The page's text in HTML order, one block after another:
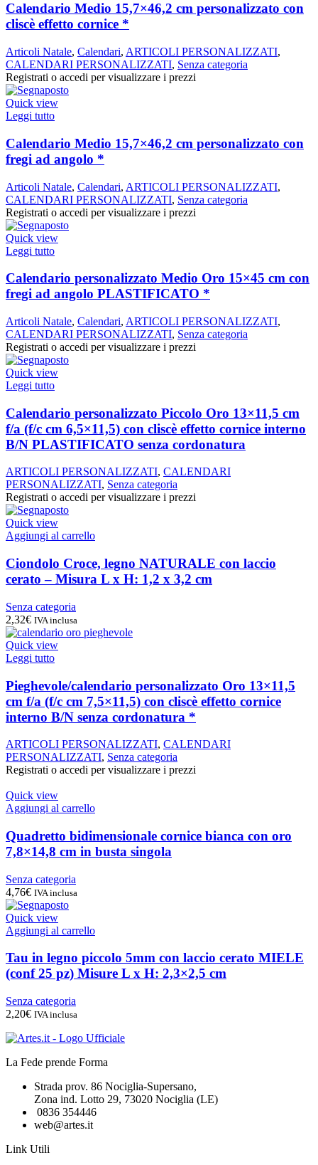
Calendario Medio 15,7×46,2 cm personalizzato con
cliscè effetto cornice *
Articoli Natale, Calendari, ARTICOLI PERSONALIZZATI,
CALENDARI PERSONALIZZATI, Senza categoria
Registrati o accedi per visualizzare i prezzi
Quick view
Leggi tutto
Calendario Medio 15,7×46,2 cm personalizzato con
fregi ad angolo *
Articoli Natale, Calendari, ARTICOLI PERSONALIZZATI,
CALENDARI PERSONALIZZATI, Senza categoria
Registrati o accedi per visualizzare i prezzi
Quick view
Leggi tutto
Calendario personalizzato Medio Oro 15×45 cm con
fregi ad angolo PLASTIFICATO *
Articoli Natale, Calendari, ARTICOLI PERSONALIZZATI,
CALENDARI PERSONALIZZATI, Senza categoria
Registrati o accedi per visualizzare i prezzi
Quick view
Leggi tutto
Calendario personalizzato Piccolo Oro 13×11,5 cm
f/a (f/c cm 6,5×11,5) con cliscè effetto cornice interno
B/N PLASTIFICATO senza cordonatura
ARTICOLI PERSONALIZZATI, CALENDARI
PERSONALIZZATI, Senza categoria
Registrati o accedi per visualizzare i prezzi
Quick view
Aggiungi al carrello
Ciondolo Croce, legno NATURALE con laccio
cerato – Misura L x H: 1,2 x 3,2 cm
Senza categoria
2,32€ IVA inclusa
Quick view
Leggi tutto
Pieghevole/calendario personalizzato Oro 13×11,5
cm f/a (f/c cm 7,5×11,5) con cliscè effetto cornice
interno B/N senza cordonatura *
ARTICOLI PERSONALIZZATI, CALENDARI
PERSONALIZZATI, Senza categoria
Registrati o accedi per visualizzare i prezzi
Quick view
Aggiungi al carrello
Quadretto bidimensionale cornice bianca con oro
7,8×14,8 cm in busta singola
Senza categoria
4,76€ IVA inclusa
Quick view
Aggiungi al carrello
Tau in legno piccolo 5mm con laccio cerato MIELE
(conf 25 pz) Misure L x H: 2,3×2,5 cm
Senza categoria
2,20€ IVA inclusa
La Fede prende Forma
Strada prov. 86 Nociglia-Supersano,
Zona ind. Lotto 29, 73020 Nociglia (LE)
0836 354446
web@artes.it
Link Utili